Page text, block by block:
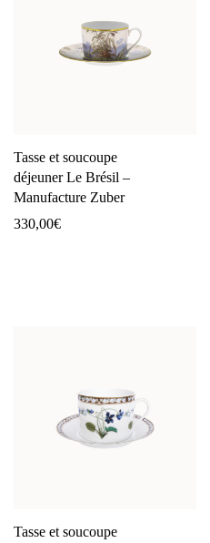
Tasse et soucoupe
déjeuner Le Brésil –
Manufacture Zuber
330,00€
Tasse et soucoupe